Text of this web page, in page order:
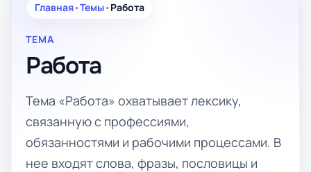
Главная•Темы• Работа
ТЕМА
Работа
Тема «Работа» охватывает лексику,
связанную с профессиями,
обязанностями и рабочими процессами. В
нее входят слова, фразы, пословицы и